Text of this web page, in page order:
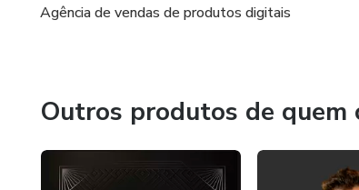
Agência de vendas de produtos digitais
Outros produtos de quem